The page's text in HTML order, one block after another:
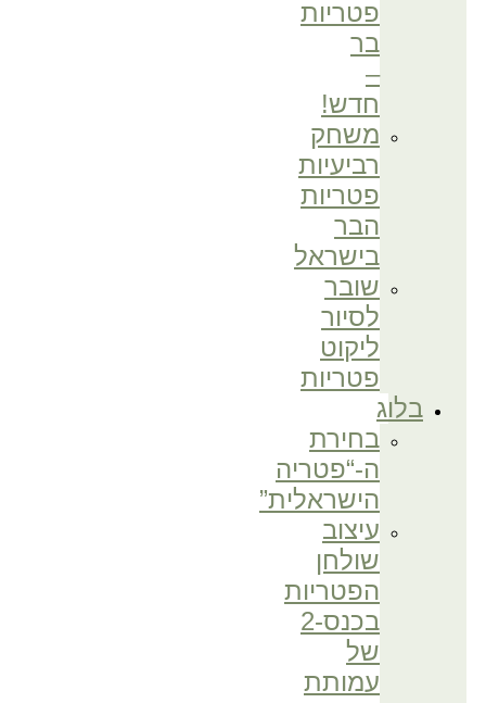
פטריות
בר
–
חדש!
משחק
רביעיות
פטריות
הבר
בישראל
שובר
לסיור
ליקוט
פטריות
בלוג
בחירת
ה-“פטריה
הישראלית”
עיצוב
שולחן
הפטריות
בכנס-2
של
עמותת